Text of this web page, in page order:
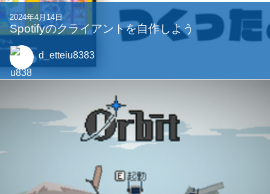
2024年4月14日
Spotifyのクライアントを自作しよう
d_etteiu8383